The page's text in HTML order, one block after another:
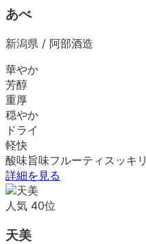
あべ
新潟県 / 阿部酒造
華やか
芳醇
重厚
穏やか
ドライ
軽快
酸味旨味フルーティ スッキリ
詳細を見る
人気 40位
天美